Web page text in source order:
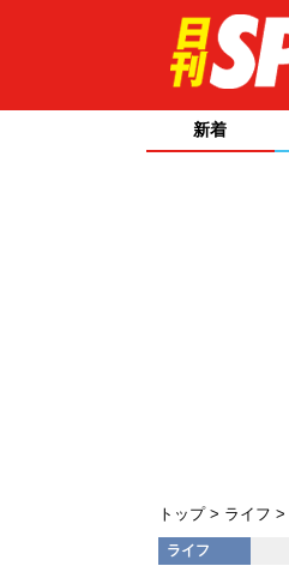
新着
トップ ライフ
ライフ